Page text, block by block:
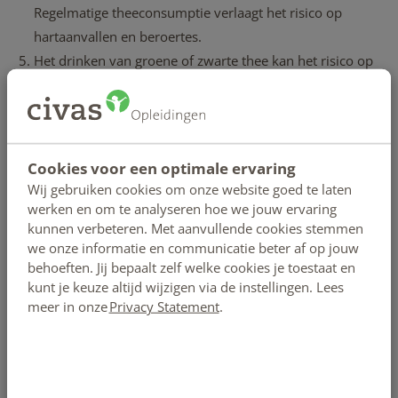
Cookies voor een optimale ervaring
Wij gebruiken cookies om onze website goed te laten
werken en om te analyseren hoe we jouw ervaring
kunnen verbeteren. Met aanvullende cookies stemmen
we onze informatie en communicatie beter af op jouw
behoeften. Jij bepaalt zelf welke cookies je toestaat en
kunt je keuze altijd wijzigen via de instellingen. Lees
meer in onzePrivacy Statement.
Regelmatige theeconsumptie verlaagt het risico op
hartaanvallen en beroertes.
Het drinken van groene of zwarte thee kan het risico op
Thee draagt bij tot een gezond lichaamsgewicht. Het
Thee geeft je een frisse adem. Ongezoete zwarte en
groene thee bevat polyfenolen die bacteriën tegengaan
die een slechte adem veroorzaken.
Thee maakt je botten sterker. Onderzoek wijst uit dat
mensen die groene thee drinken, minder botbreuken
hebben door osteoporose.